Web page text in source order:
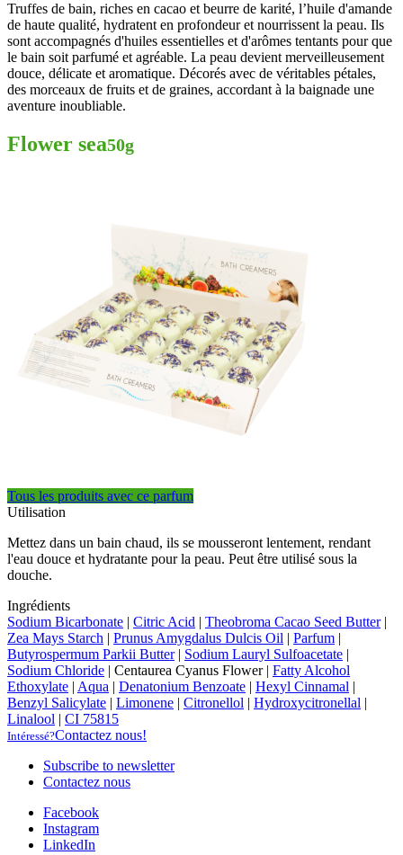
Truffes de bain, riches en cacao et beurre de karité, l’huile d'amande
de haute qualité, hydratent en profondeur et nourrissent la peau. Ils
sont accompagnés d'huiles essentielles et d'arômes tentants pour que
le bain soit parfumé et agréable. La peau devient merveilleusement
douce, délicate et aromatique. Décorés avec de véritables pétales,
des morceaux de fruits et de graines, accordant à la baignade une
aventure inoubliable.
Flower sea50g
Tous les produits avec ce parfum
Utilisation
Mettez dans un bain chaud, ils se mousseront lentement, rendant
l'eau douce et hydratante pour la peau. Peut être utilisé sous la
douche.
Ingrédients
Sodium Bicarbonate | Citric Acid | Theobroma Cacao Seed Butter |
Zea Mays Starch | Prunus Amygdalus Dulcis Oil | Parfum |
Butyrospermum Parkii Butter | Sodium Lauryl Sulfoacetate |
Sodium Chloride | Centaurea Cyanus Flower | Fatty Alcohol
Ethoxylate | Aqua | Denatonium Benzoate | Hexyl Cinnamal |
Benzyl Salicylate | Limonene | Citronellol | Hydroxycitronellal |
Linalool | CI 75815
Intéressé?Contactez nous!
Subscribe to newsletter
Contactez nous
Facebook
Instagram
LinkedIn